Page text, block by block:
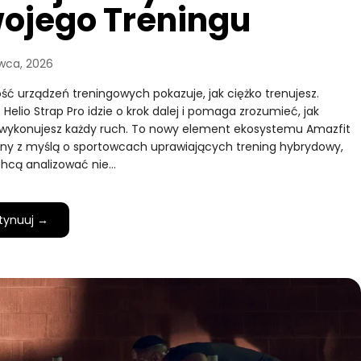
Treningu
2026
urządzeń treningowych pokazuje, jak ciężko trenujesz.
Strap Pro idzie o krok dalej i pomaga zrozumieć, jak
każdy ruch. To nowy element ekosystemu Amazfit
z myślą o sportowcach uprawiających trening hybrydowy,
analizować nie…
→